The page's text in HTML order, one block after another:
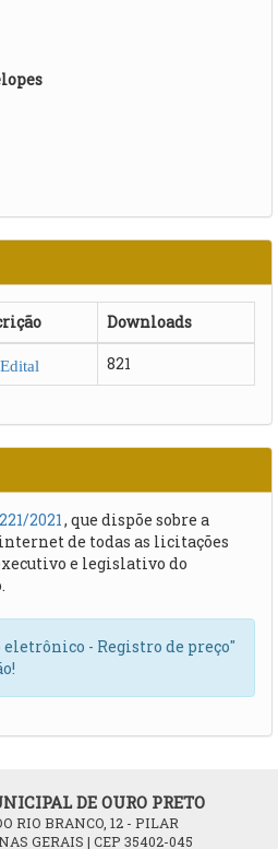
Downloads
821
2021 , que dispõe sobre a
de todas as licitações
e legislativo do
- Registro de preço"
DE OURO PRETO
RIO BRANCO, 12 - PILAR
GERAIS | CEP 35402-045